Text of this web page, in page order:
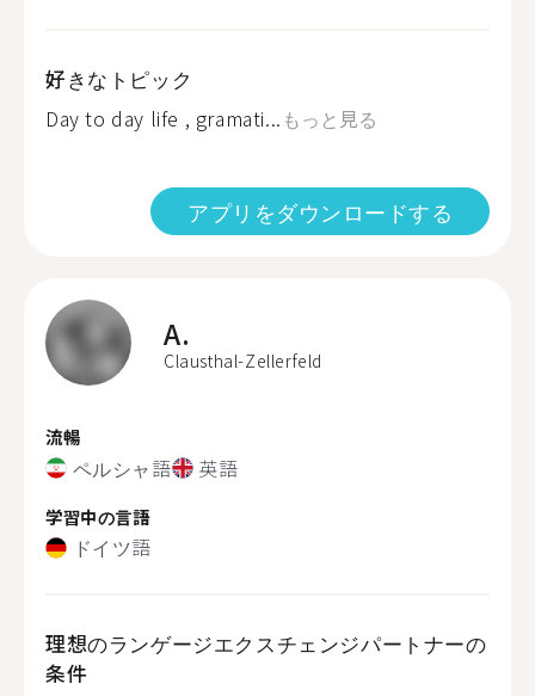
好きなトピック
Day to day life , gramati... もっと見る
アプリをダウンロードする
A.
Clausthal-Zellerfeld
流暢
ペルシャ語 英語
学習中の言語
ドイツ語
理想のランゲージエクスチェンジパートナーの
条件